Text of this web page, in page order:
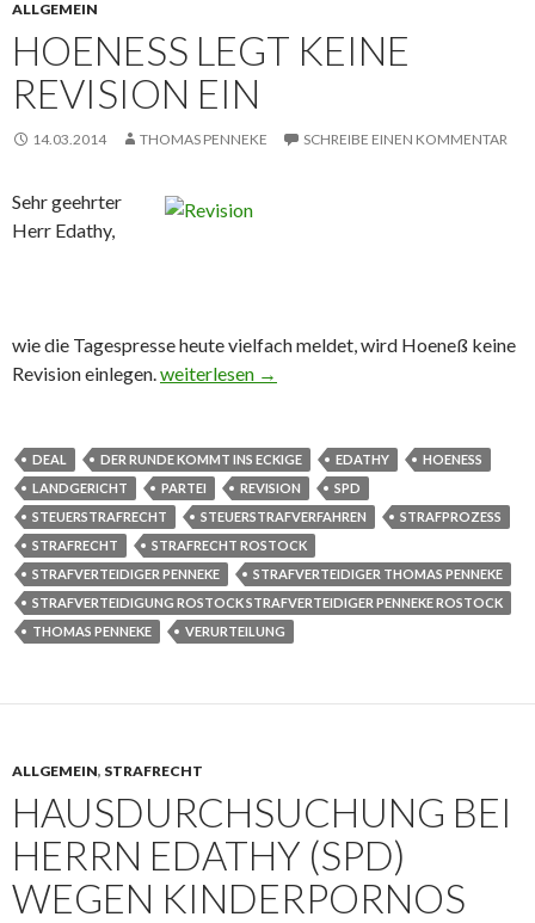
ALLGEMEIN
HOENESS LEGT KEINE R
EVISION EIN
14.03.2014 THOMAS PENNEKE SCHREIBE EINEN KOMMENTAR
Sehr geehrter
Herr Edathy,
wie die Tagespresse heute vielfach meldet, wird Hoeneß keine
Revision einlegen. Hoeneß legt keine Revision ein
weiterlesen →
DEAL DER RUNDE KOMMT INS ECKIGE EDATHY
HOENESS
LANDGERICHT
PARTEI REVISION
SPD
STEUERSTRAFRECHT
STEUERSTRAFVERFAHREN
STRAFPROZESS
STRAFRECHT
STRAFRECHT ROSTOCK
STRAFVERTEIDIGER PENNEKE
STRAFVERTEIDIGER THOMAS PENNEKE
STRAFVERTEIDIGUNG ROSTOCK STRAFVERTEIDIGER PENNEKE ROSTOCK
THOMAS PENNEKE
VERURTEILUNG
ALLGEMEIN, STRAFRECHT
HAUSDURCHSUCHUNG BEI
HERRN EDATHY (SPD)
WEGEN KINDERPORNOS